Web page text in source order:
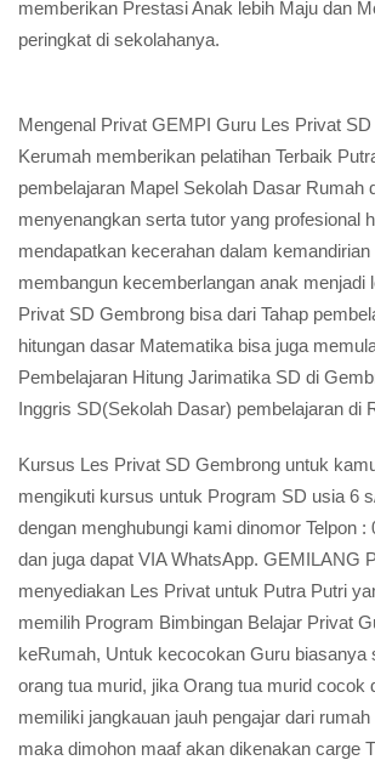
memberikan Prestasi Anak lebih Maju dan
peringkat di sekolahanya.
Mengenal Privat GEMPI Guru Les Privat
Kerumah memberikan pelatihan Terbaik
pembelajaran Mapel Sekolah Dasar Rumah
menyenangkan serta tutor yang profesional
mendapatkan kecerahan dalam
membangun kecemberlangan anak menjadi
Privat SD Gembrong bisa dari Tahap
hitungan dasar Matematika bisa juga
Pembelajaran Hitung Jarimatika SD di
Inggris SD(Sekolah Dasar) pembelajaran di
Kursus Les Privat SD Gembrong untuk
mengikuti kursus untuk Program SD usia 6
dengan menghubungi kami dinomor Telpon :
dan juga dapat VIA WhatsApp. GEMILANG
menyediakan Les Privat untuk Putra Putri
memilih Program Bimbingan Belajar Privat
keRumah, Untuk kecocokan Guru biasanya
orang tua murid, jika Orang tua murid cocok
memiliki jangkauan jauh pengajar dari
maka dimohon maaf akan dikenakan carge